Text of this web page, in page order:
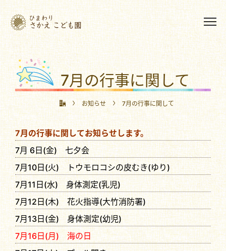
7月の行事に関して
お知らせ 7月の行事に関して
7月の行事に関してお知らせします。
7月 6日(金) 七夕会
7月10日(火) トウモロコシの皮むき(ゆり)
7月11日(水) 身体測定(乳児)
7月12日(木) 花火指導(大竹消防署)
7月13日(金) 身体測定(幼児)
7月16日(月) 海の日